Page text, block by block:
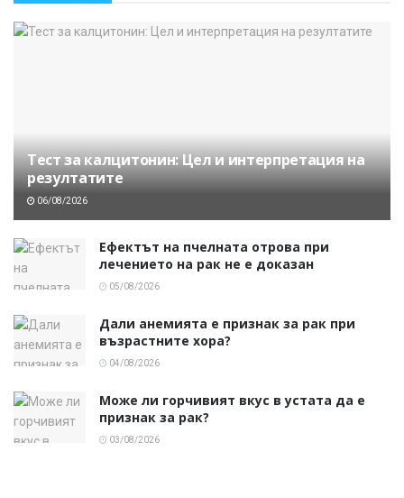
Тест за калцитонин: Цел и интерпретация на
резултатите
06/08/2026
Ефектът на пчелната отрова при
лечението на рак не е доказан
05/08/2026
Дали анемията е признак за рак при
възрастните хора?
04/08/2026
Може ли горчивият вкус в устата да е
признак за рак?
03/08/2026